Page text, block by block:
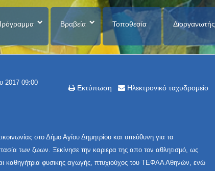
Βραβεία Τοποθεσία Διοργανωτής
Εκτύπωση Ηλεκτρονικό ταχυδρομείο
2017 09:00
στο Δήμο Αγίου Δημητρίου και υπεύθυνη για τα
των ζωων. Ξεκίνησε την καριερα της απο τον αθλητισμό, ως
καθηγήτρια φυσικης αγωγής, πτυχιούχος του ΤΕΦΑΑ Αθηνών, ενώ